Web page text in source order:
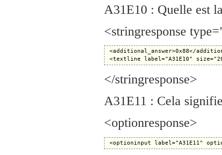
A31E10 : Quelle est
<stringresponse
<additional_answer>0x88</
</stringresponse>
A31E11 : Cela
<optionresponse>